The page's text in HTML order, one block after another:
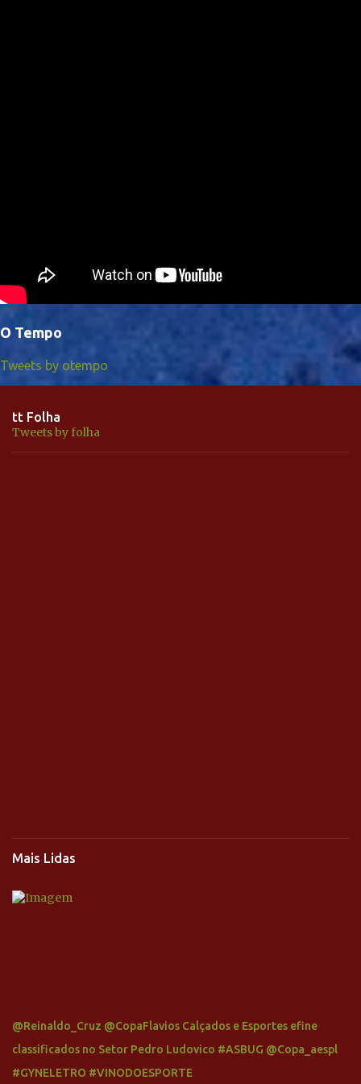
O Tempo
Tweets by otempo
tt Folha
Tweets by folha
Mais Lidas
@Reinaldo_Cruz @CopaFlavios Calçados e Esportes efine
classificados no Setor Pedro Ludovico #ASBUG @Copa_aespl
#GYNELETRO #VINODOESPORTE